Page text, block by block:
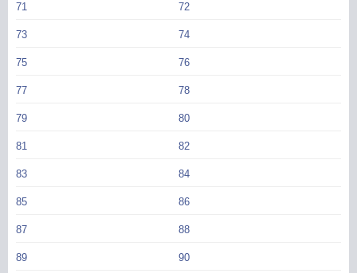
71 72
73 74
75 76
77 78
79 80
81 82
83 84
85 86
87 88
89 90